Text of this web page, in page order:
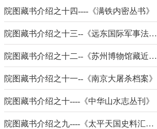
院图藏书介绍之十四----《满铁内密丛书》
院图藏书介绍之十三--《远东国际军事法庭庭审记录·中国部分》
院图藏书介绍之十二--《苏州博物馆藏近代名人日记稿本丛刊》
院图藏书介绍之十一--《南京大屠杀档案》
院图藏书介绍之十----《中华山水志丛刊》
院图藏书介绍之九----《太平天国史料汇编》